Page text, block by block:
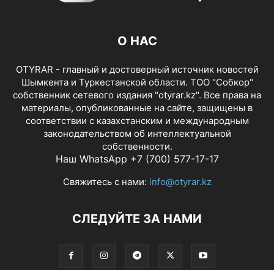
О НАС
OTYRAR - главный и достоверный источник новостей
Шымкента и Туркестанской области. ТОО "Собкор"
собственник сетевого издания "otyrar.kz". Все права на
материалы, опубликованные на сайте, защищены в
соответствии с казахстанским и международным
законодательством об интеллектуальной
собственности.
Наш WhatsApp +7 (700) 577-17-17
Свяжитесь с нами: info@otyrar.kz
СЛЕДУЙТЕ ЗА НАМИ